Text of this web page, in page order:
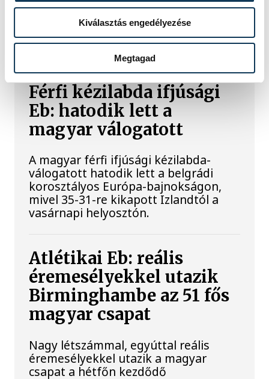
Kiválasztás engedélyezése
Megtagad
SPORT
Férfi kézilabda ifjúsági
Eb: hatodik lett a
magyar válogatott
A magyar férfi ifjúsági kézilabda-
válogatott hatodik lett a belgrádi
korosztályos Európa-bajnokságon,
mivel 35-31-re kikapott Izlandtól a
vasárnapi helyosztón.
Atlétikai Eb: reális
éremesélyekkel utazik
Birminghambe az 51 fős
magyar csapat
Nagy létszámmal, egyúttal reális
éremesélyekkel utazik a magyar
csapat a hétfőn kezdődő